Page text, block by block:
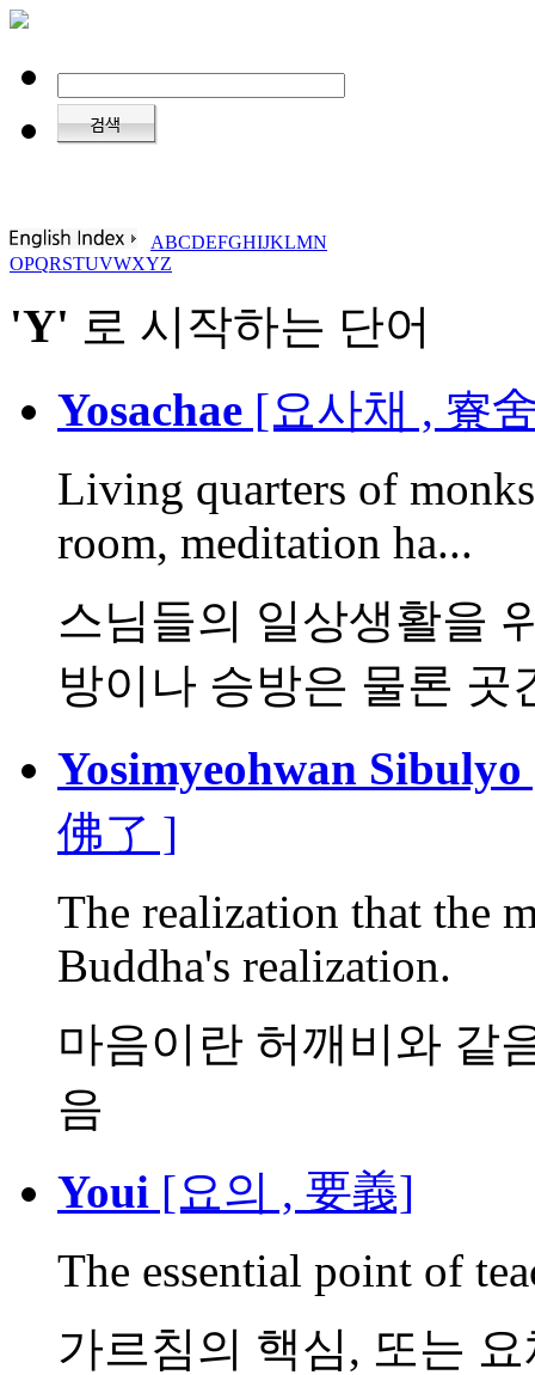
ABCDEFGHIJKLMN
OPQRSTUVWXYZ
'Y' 로 시작하는 단어
Yosachae [요사채 , 寮
Living quarters of
room, meditation ha...
스님들의 일상생활을
방이나 승방은 물론 곳
Yosimyeohwan Sibulyo
佛了 ]
The realization that the
Buddha's realization.
마음이란 허깨비와 같
음
Youi [요의 , 要義]
The essential point of
가르침의 핵심, 또는